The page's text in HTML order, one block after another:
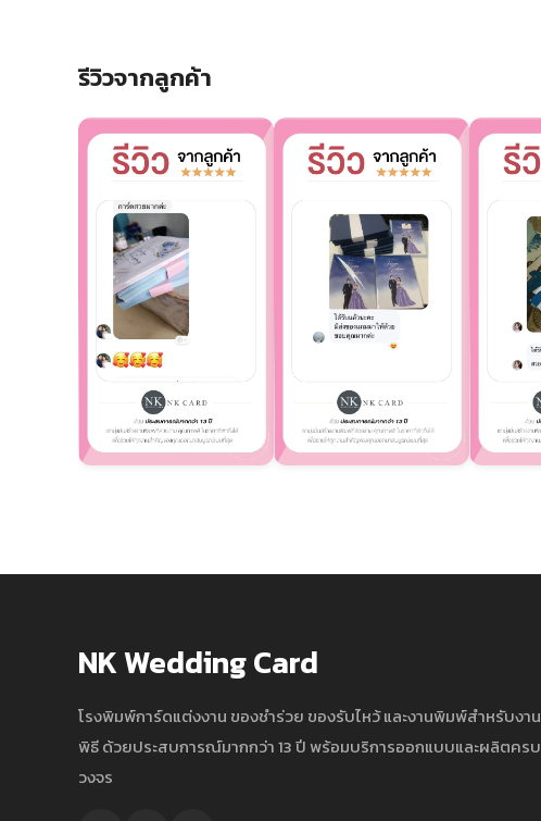
รีวิวจากลูกค้า
NK Wedding Card
โรงพิมพ์การ์ดแต่งงาน ของชำร่วย ของรับไหว้ และงานพิมพ์สำหรับงาน
พิธี ด้วยประสบการณ์มากกว่า 13 ปี พร้อมบริการออกแบบและผลิตครบ
วงจร